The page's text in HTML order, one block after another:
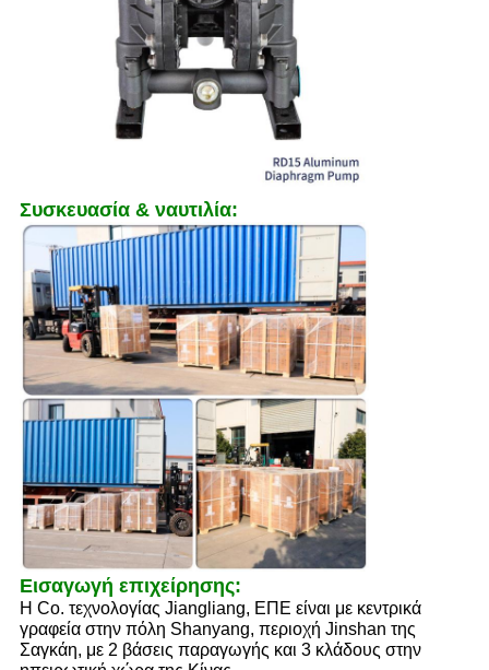
Συσκευασία & ναυτιλία:
Εισαγωγή επιχείρησης:
Η Co. τεχνολογίας Jiangliang, ΕΠΕ είναι με κεντρικά
γραφεία στην πόλη Shanyang, περιοχή Jinshan της
Σαγκάη, με 2 βάσεις παραγωγής και 3 κλάδους στην